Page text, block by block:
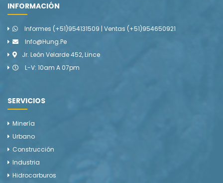
INFORMACIÓN
Informes (+51)954131509 | Ventas (+51)954650921
Info@hung.pe
Jr. León Velarde 452, Lince
L-V: 10am A 07pm
SERVICIOS
Minería
Urbano
Construcción
Industria
Hidrocarburos